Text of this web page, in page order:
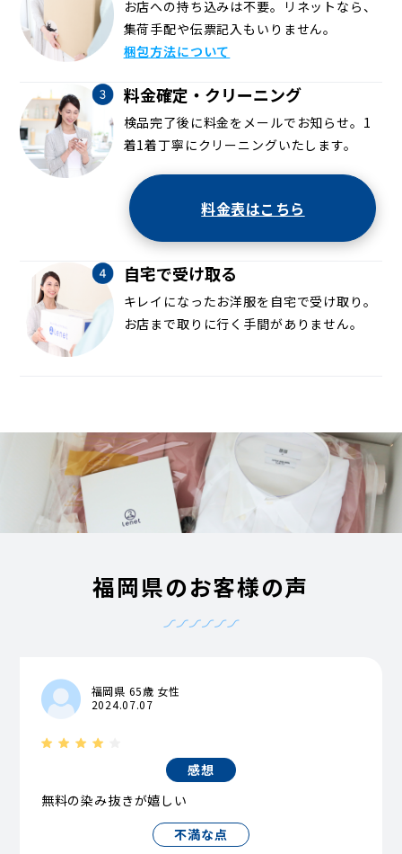
お店への持ち込みは不要。リネットなら、
集荷手配や伝票記入もいりません。
梱包方法について
料金確定・クリーニング
検品完了後に料金をメールでお知らせ。1
着1着丁寧にクリーニングいたします。
料金表はこちら
自宅で受け取る
キレイになったお洋服を自宅で受け取り。
お店まで取りに行く手間がありません。
福岡県のお客様の声
福岡県 65歳 女性
2024.07.07
感想
無料の染み抜きが嬉しい
不満な点